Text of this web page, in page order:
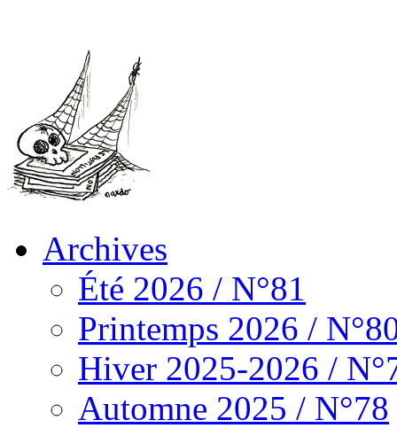
Archives
Été 2026 / N°81
Printemps 2026 /
Hiver 2025-2026 /
Automne 2025 / N°78